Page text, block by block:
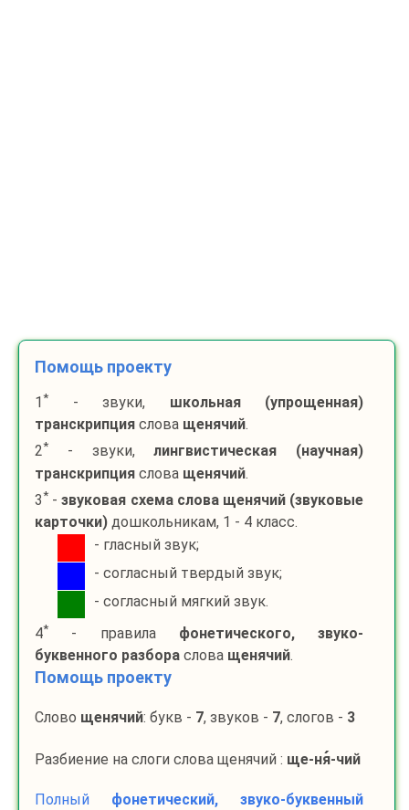
Помощь проекту
1 * - звуки, школьная (упрощенная)
транскрипция слова щенячий.
2* - звуки,лингвистическая (научная)
транскрипция слова щенячий.
3* -звуковая схема слова щенячий (звуковые
карточки) дошкольникам, 1 - 4 класс.
- гласный звук;
- согласный твердый звук;
- согласный мягкий звук.
4* - правила фонетического, звуко-
буквенного разбора слова щенячий.
Помощь проекту
Слово щенячий: букв - 7, звуков - 7, слогов - 3
Разбиение на слоги слова щенячий : ще-ня-чий
Полный фонетический, звуко-буквенный